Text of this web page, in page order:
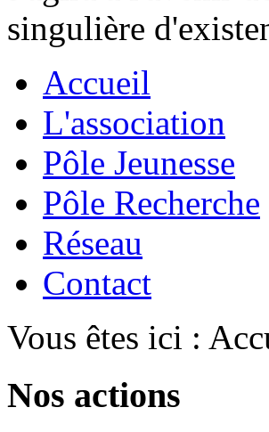
singulière
Accueil
L'association
Pôle Jeunesse
Pôle Recherche
Réseau
Contact
Vous êtes ici :
Nos actions